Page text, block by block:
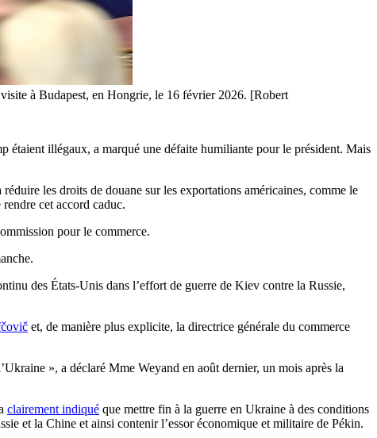
à Budapest, en Hongrie, le 16 février 2026. [Robert
étaient illégaux, a marqué une défaite humiliante pour le président. Mais
les droits de douane sur les exportations américaines, comme le
cet accord caduc.
pour le commerce.
des États-Unis dans l’effort de guerre de Kiev contre la Russie,
et, de manière plus explicite, la directrice générale du commerce
», a déclaré Mme Weyand en août dernier, un mois après la
clairement indiqué que mettre fin à la guerre en Ukraine à des conditions
et la Chine et ainsi contenir l’essor économique et militaire de Pékin.